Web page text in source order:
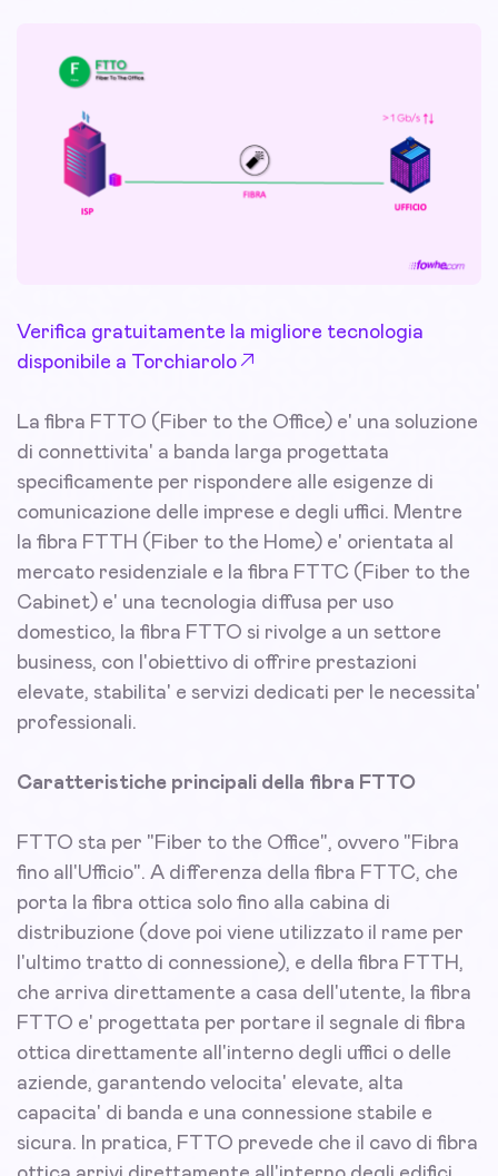
Verifica gratuitamente la migliore tecnologia
disponibile a Torchiarolo
La fibra FTTO (Fiber to the Office) e' una soluzione
di connettivita' a banda larga progettata
specificamente per rispondere alle esigenze di
comunicazione delle imprese e degli uffici. Mentre
la fibra FTTH (Fiber to the Home) e' orientata al
mercato residenziale e la fibra FTTC (Fiber to the
Cabinet) e' una tecnologia diffusa per uso
domestico, la fibra FTTO si rivolge a un settore
business, con l'obiettivo di offrire prestazioni
elevate, stabilita' e servizi dedicati per le necessita'
professionali.
Caratteristiche principali della fibra FTTO
FTTO sta per "Fiber to the Office", ovvero "Fibra
fino all'Ufficio". A differenza della fibra FTTC, che
porta la fibra ottica solo fino alla cabina di
distribuzione (dove poi viene utilizzato il rame per
l'ultimo tratto di connessione), e della fibra FTTH,
che arriva direttamente a casa dell'utente, la fibra
FTTO e' progettata per portare il segnale di fibra
ottica direttamente all'interno degli uffici o delle
aziende, garantendo velocita' elevate, alta
capacita' di banda e una connessione stabile e
sicura. In pratica, FTTO prevede che il cavo di fibra